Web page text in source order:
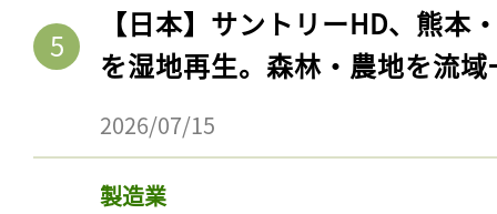
【日本】サントリーHD、熊本
を湿地再生。森林・農地を流
2026/07/15
製造業
記事をお気に入りに
ログインが必